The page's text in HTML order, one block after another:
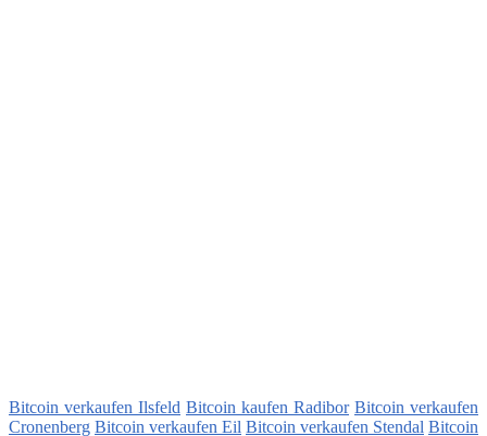
Bitcoin verkaufen Ilsfeld Bitcoin kaufen Radibor Bitcoin verkaufen
Cronenberg Bitcoin verkaufen Eil Bitcoin verkaufen Stendal Bitcoin